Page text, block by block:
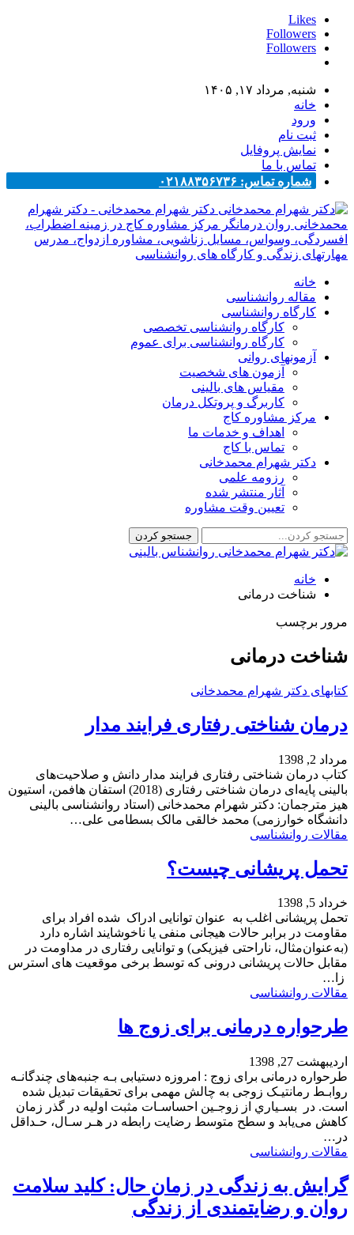
Likes
Followers
Followers
شنبه, مرداد ۱۷, ۱۴۰۵
خانه
ورود
ثبت نام
نمایش پروفایل
تماس با ما
شماره تماس: ۰۲۱۸۸۳۵۶۷۳۶
دکتر شهرام محمدخانی - دکتر شهرام
محمدخانی روان درمانگر مرکز مشاوره کاج در زمینه اضطراب،
افسردگی، وسواس، مسایل زناشویی، مشاوره ازدواج، مدرس
مهارتهای زندگی و کارگاه های روانشناسی
خانه
مقاله روانشناسی
کارگاه روانشناسی
کارگاه روانشناسی تخصصی
کارگاه روانشناسی برای عموم
آزمونهای روانی
آزمون های شخصیت
مقیاس های بالینی
کاربرگ و پروتکل درمان
مرکز مشاوره کاج
اهداف و خدمات ما
تماس با کاج
دکتر شهرام محمدخانی
رزومه علمی
آثار منتشر شده
تعیین وقت مشاوره
خانه
شناخت درمانی
مرور برچسب
شناخت درمانی
کتابهای دکتر شهرام محمدخانی
درمان شناختی رفتاری فرایند مدار
مرداد 2, 1398
کتاب درمان شناختی رفتاری فرایند مدار دانش و صلاحیت‌های
بالینی پایه‌ای درمان شناختی رفتاری (2018) استفان هافمن، استیون
هیز مترجمان: دکتر شهرام محمدخانی (استاد روانشناسی بالینی
دانشگاه خوارزمی) محمد خالقی مالک بسطامی علی…
مقالات روانشناسی
تحمل پریشانی چیست؟
خرداد 5, 1398
تحمل پریشانی اغلب به عنوان توانایی ادراک شده افراد برای
مقاومت در برابر حالات هیجانی منفی یا ناخوشایند اشاره دارد
(به‌عنوان‌مثال، ناراحتی فیزیکی) و توانایی رفتاری در مداومت در
مقابل حالات پریشانی درونی که توسط برخی موقعیت های استرس
زا…
مقالات روانشناسی
طرحواره درمانی برای زوج ها
اردیبهشت 27, 1398
طرحواره درمانی برای زوج : امروزه دستیابی بـه جنبه‌های چندگانـه
روابـط رمانتیـک زوجی به چالش مهمی برای تحقیقات تبدیل شده
است. در بسـیاري از زوجـین احساسـات مثبت اولیه در گذر زمان
کاهش می‌یابد و سطح متوسط رضایت رابطه در هـر سـال، حـداقل
در…
مقالات روانشناسی
گرایش به زندگی در زمان حال: کلید سلامت
روان و رضایتمندی از زندگی